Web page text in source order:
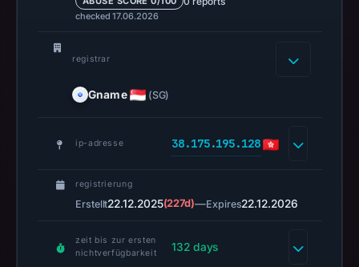
URLScan
on
2026
UTC.
or
checked 17.06.2026
registrar
Gname (SG)
ip-adresse 38.175.195.128
registrierung
Erstellt22.12.2025(227d)—Expires22.12.2026
zeit bis zur ersten
nichtverfügbarkeit
132 days